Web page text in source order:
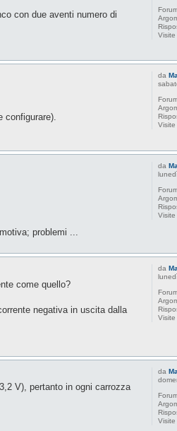
con due aventi numero di
da
da
problemi ...
da
come quello?
negativa in uscita dalla
da
V), pertanto in ogni carrozza